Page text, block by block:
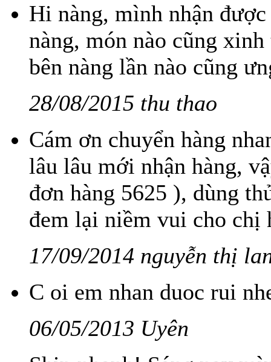
Hi nàng, mình nhận
nàng, món nào cũng
bên nàng lần nào cũng
28/08/2015 thu thao
Cám ơn chuyển hàng
lâu lâu mới nhận hàng,
đơn hàng 5625 ), dùng
đem lại niềm vui cho chị
17/09/2014 nguyễn thị
C oi em nhan duoc rui
06/05/2013 Uyên